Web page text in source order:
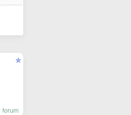
forum